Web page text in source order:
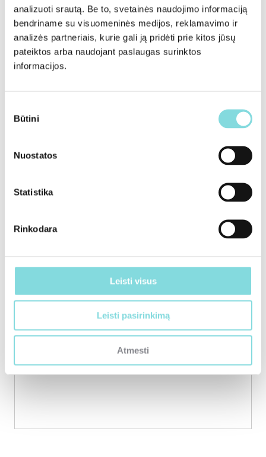
analizuoti srautą. Be to, svetainės naudojimo informaciją
bendriname su visuomeninės medijos, reklamavimo ir
analizės partneriais, kurie gali ją pridėti prie kitos jūsų
pateiktos arba naudojant paslaugas surinktos
informacijos.
pasirinkimas
Būtini
Nuostatos
Statistika
Rinkodara
Leisti visus
Leisti pasirinkimą
Atmesti